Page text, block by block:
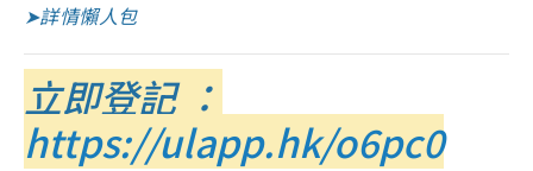
➤詳情懶人包
立即登記 ：
https://ulapp.hk/o6pc0